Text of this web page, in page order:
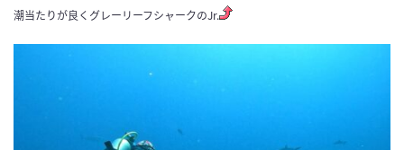
潮当たりが良くグレーリーフシャークのJr.